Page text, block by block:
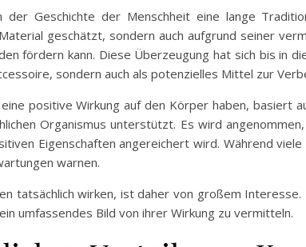
der Geschichte der Menschheit eine lange
geschätzt, sondern auch aufgrund seiner
fördern kann. Diese Überzeugung hat sich bis in
sondern auch als potenzielles Mittel zur
positive Wirkung auf den Körper haben,
Organismus unterstützt. Es wird
Eigenschaften angereichert wird. Während
warnen.
tatsächlich wirken, ist daher von großem
umfassendes Bild von ihrer Wirkung zu vermitteln.